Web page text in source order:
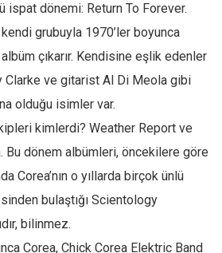
ispat dönemi: Return To Forever.
grubuyla 1970’ler boyunca
çıkarır. Kendisine eşlik edenler
Clarke ve gitarist Al Di Meola gibi
olduğu isimler var.
kimlerdi? Weather Report ve
Bu dönem albümleri, öncekilere göre
Corea’nın o yıllarda birçok ünlü
bulaştığı Scientology
bilinmez.
Corea, Chick Corea Elektric Band